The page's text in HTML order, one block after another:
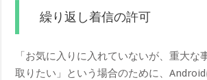
繰り返し着信の許可
「お気に入りに入れていないが、重大な
取りたい」という場合のために、